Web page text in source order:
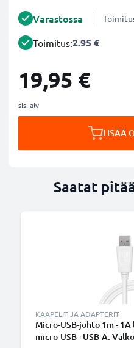
Varastossa
Toimitus:2.95 €
19,95 €
sis. alv
LISÄÄ
Saatat
KAAPELIT JA ADAPTERIT
Micro-USB-johto 1m -
micro-USB - USB-A.